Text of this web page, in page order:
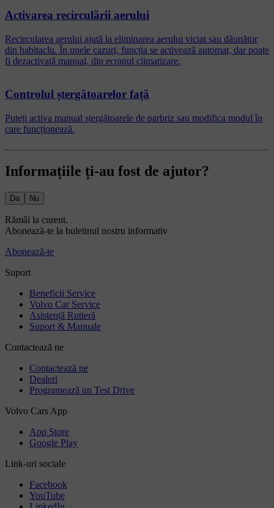
Activarea recirculării aerului
Recircularea aerului ajută la eliminarea aerului viciat sau dăunător
din habitaclu. În unele cazuri, funcția se activează automat, dar poate
fi dezactivată manual, din ecranul climatizare.
Controlul ștergătoarelor față
Puteți activa manual ștergătoarele de parbriz sau modifica modul în
care funcționează.
Informațiile ți-au fost de ajutor?
Da Nu